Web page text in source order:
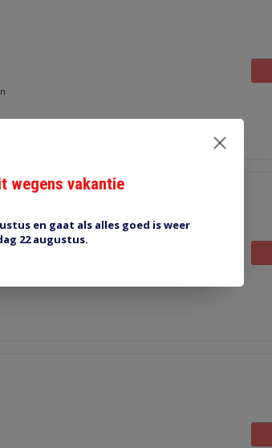
wegens vakantie
en gaat als alles goed is weer
22 augustus.